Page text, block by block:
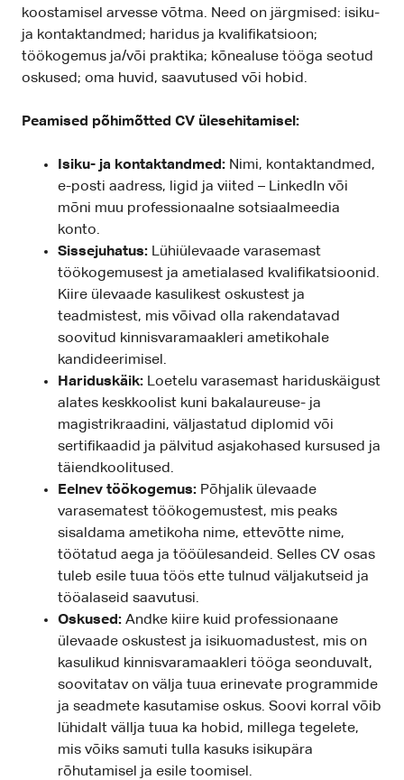
koostamisel arvesse võtma. Need on järgmised: isiku-
ja kontaktandmed; haridus ja kvalifikatsioon;
töökogemus ja/või praktika; kõnealuse tööga seotud
oskused; oma huvid, saavutused või hobid.
Peamised põhimõtted CV ülesehitamisel:
Isiku- ja kontaktandmed: Nimi, kontaktandmed,
e-posti aadress, ligid ja viited – LinkedIn või
mõni muu professionaalne sotsiaalmeedia
konto.
Sissejuhatus: Lühiülevaade varasemast
töökogemusest ja ametialased kvalifikatsioonid.
Kiire ülevaade kasulikest oskustest ja
teadmistest, mis võivad olla rakendatavad
soovitud kinnisvaramaakleri ametikohale
kandideerimisel.
Hariduskäik: Loetelu varasemast hariduskäigust
alates keskkoolist kuni bakalaureuse- ja
magistrikraadini, väljastatud diplomid või
sertifikaadid ja pälvitud asjakohased kursused ja
täiendkoolitused.
Eelnev töökogemus: Põhjalik ülevaade
varasematest töökogemustest, mis peaks
sisaldama ametikoha nime, ettevõtte nime,
töötatud aega ja tööülesandeid. Selles CV osas
tuleb esile tuua töös ette tulnud väljakutseid ja
tööalaseid saavutusi.
Oskused: Andke kiire kuid professionaane
ülevaade oskustest ja isikuomadustest, mis on
kasulikud kinnisvaramaakleri tööga seonduvalt,
soovitatav on välja tuua erinevate programmide
ja seadmete kasutamise oskus. Soovi korral võib
lühidalt vällja tuua ka hobid, millega tegelete,
mis võiks samuti tulla kasuks isikupära
rõhutamisel ja esile toomisel.